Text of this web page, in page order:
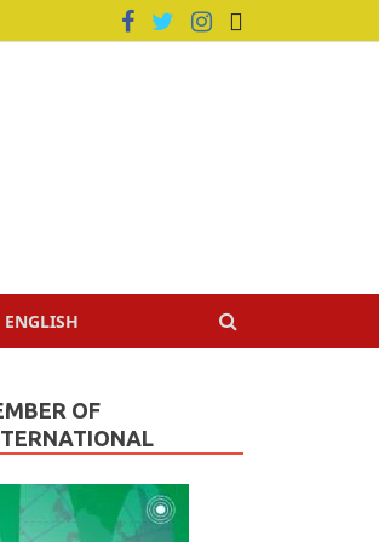
ENGLISH
OF